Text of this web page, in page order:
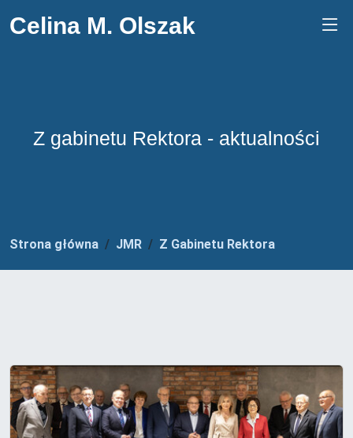
Celina M. Olszak
Z gabinetu Rektora - aktualności
Strona główna JMR Z Gabinetu Rektora